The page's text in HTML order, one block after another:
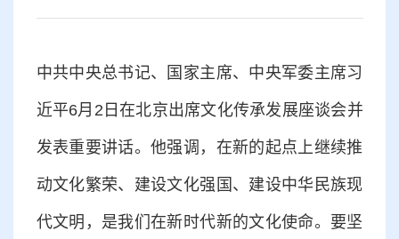
中共中央总书记、国家主席、中央军委主席习
近平6月2日在北京出席文化传承发展座谈会并
发表重要讲话。他强调，在新的起点上继续推
动文化繁荣、建设文化强国、建设中华民族现
代文明，是我们在新时代新的文化使命。要坚